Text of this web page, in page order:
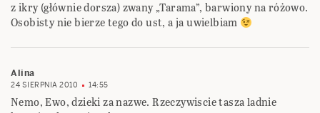
z ikry (głównie dorsza) zwany „Tarama”, barwiony na różowo.
Osobisty nie bierze tego do ust, a ja uwielbiam
Alina
24 SIERPNIA 2010 14:55
Nemo, Ewo, dzieki za nazwe. Rzeczywiscie tasza ladnie